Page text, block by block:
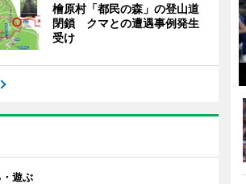
檜原村「都民の森」の登山道
閉鎖 クマとの遭遇事例発生
受け
・遊ぶ